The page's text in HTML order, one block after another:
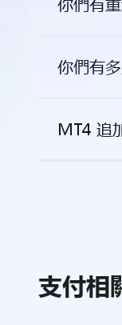
你們有
你們有
MT4 追
支付相